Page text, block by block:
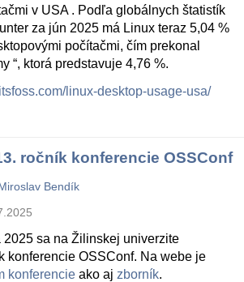
v USA . Podľa globálnych štatistík
za jún 2025 má Linux teraz 5,04 %
počítačmi, čím prekonal
“, ktorá predstavuje 4,76 %.
linux-desktop-usage-usa/
ročník konferencie OSSConf
Bendík
2025 sa na Žilinskej univerzite
konferencie OSSConf. Na webe je
konferencie ako aj zborník.